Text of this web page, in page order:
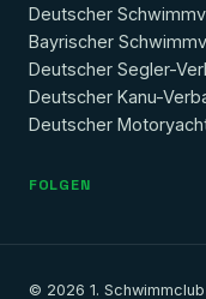
Deutscher
Bayrischer
Deutscher Segler-
Deutscher Kanu-
Deutscher
FOLGEN
© 2026 1.